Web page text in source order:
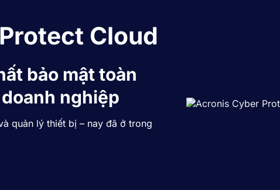
Cloud
bảo mật toàn
nghiệp
quản lý thiết bị – nay đã ở trong